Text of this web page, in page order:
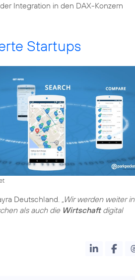
Integration in den DAX-Konzern
Startups
Deutschland. „Wir werden weiter in
als auch die Wirtschaftdigital